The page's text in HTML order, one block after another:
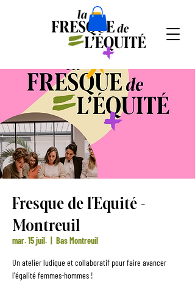
Fresque de l'Equité -
Montreuil
mar. 15 juil. Bas Montreuil
Un atelier ludique et collaboratif pour faire avancer
l'égalité femmes-hommes !